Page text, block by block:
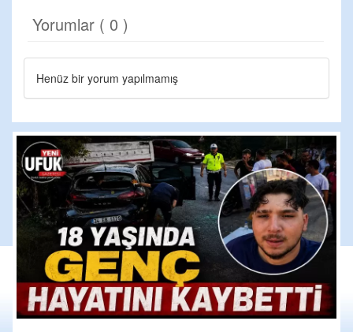
Yorumlar ( 0 )
Henüz bir yorum yapılmamış